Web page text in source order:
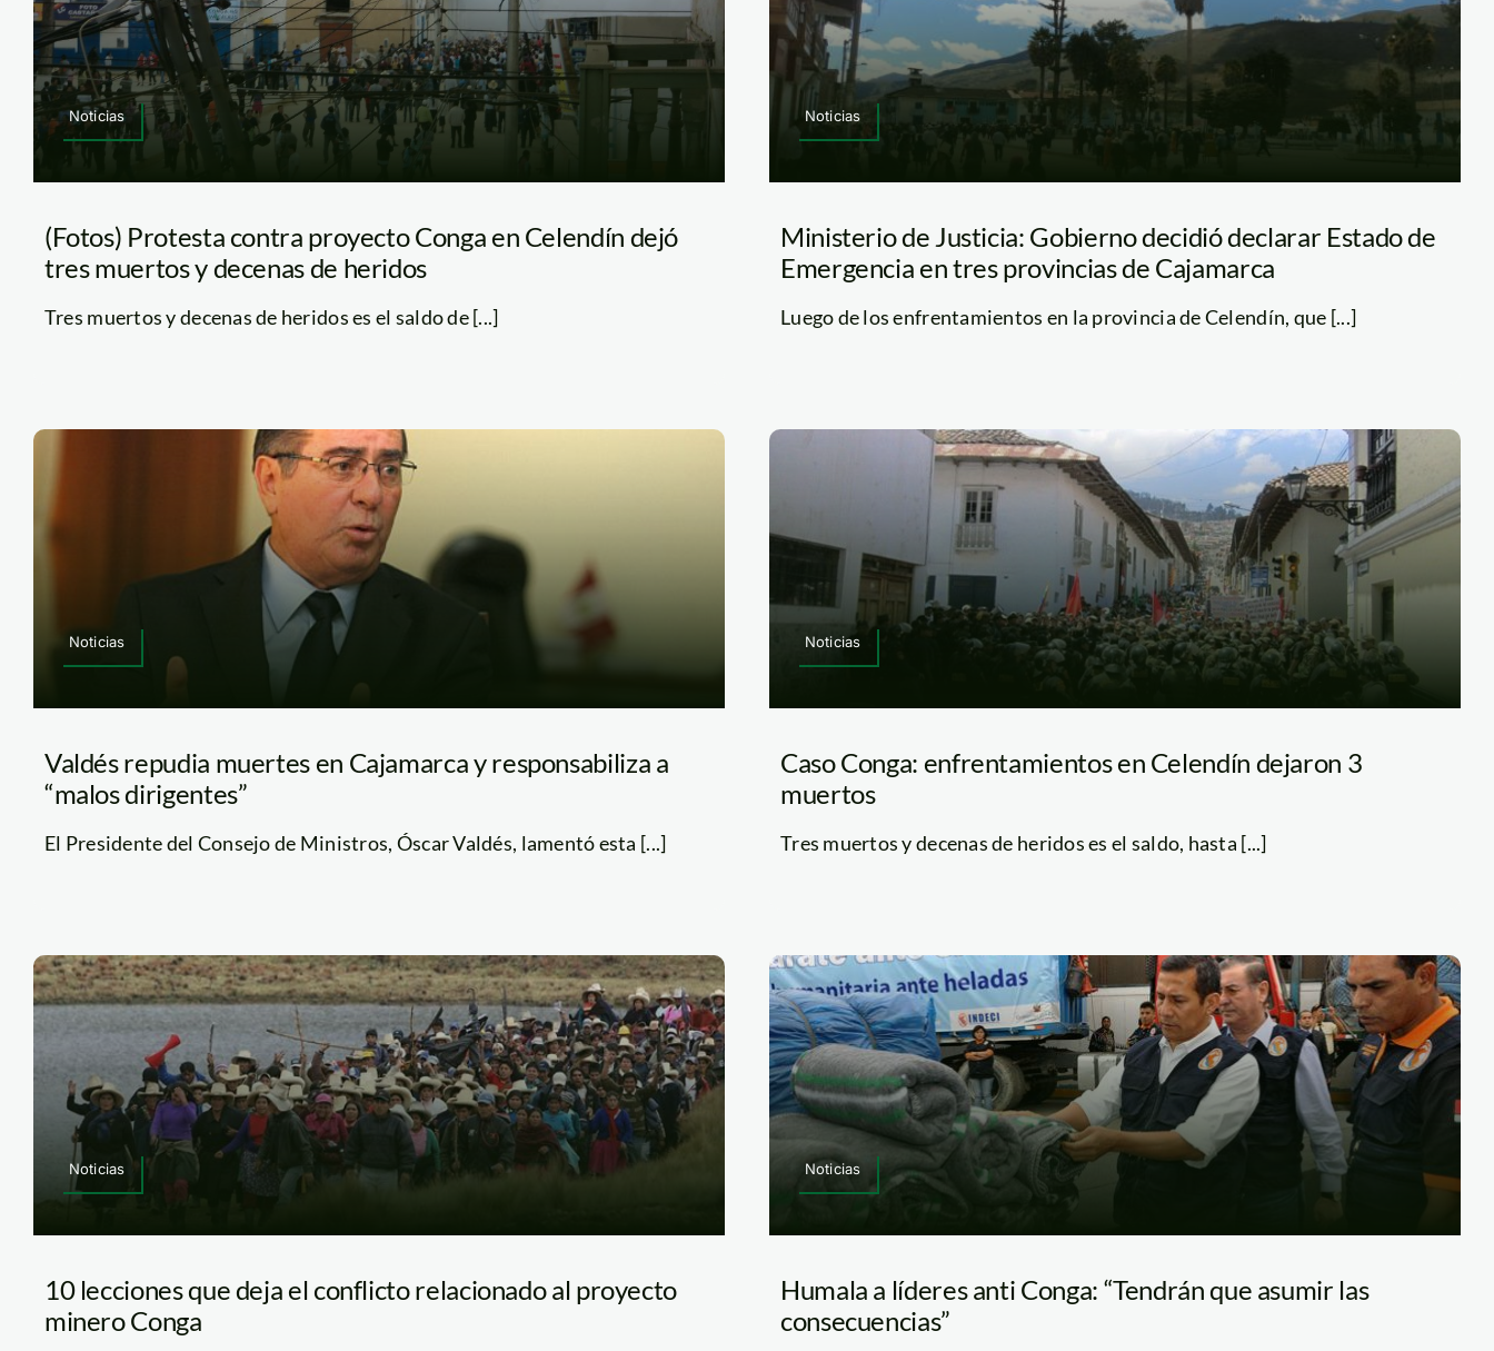
Noticias
(Fotos) Protesta contra proyecto Conga en Celendín dejó
tres muertos y decenas de heridos
Tres muertos y decenas de heridos es el saldo de [...]
Noticias
Ministerio de Justicia: Gobierno decidió declarar Estado de
Emergencia en tres provincias de Cajamarca
Luego de los enfrentamientos en la provincia de Celendín, que [...]
Noticias
Valdés repudia muertes en Cajamarca y responsabiliza a
“malos dirigentes”
El Presidente del Consejo de Ministros, Óscar Valdés, lamentó esta [...]
Noticias
Caso Conga: enfrentamientos en Celendín dejaron 3
muertos
Tres muertos y decenas de heridos es el saldo, hasta [...]
Noticias
10 lecciones que deja el conflicto relacionado al proyecto
minero Conga
Noticias
Humala a líderes anti Conga: “Tendrán que asumir las
consecuencias”